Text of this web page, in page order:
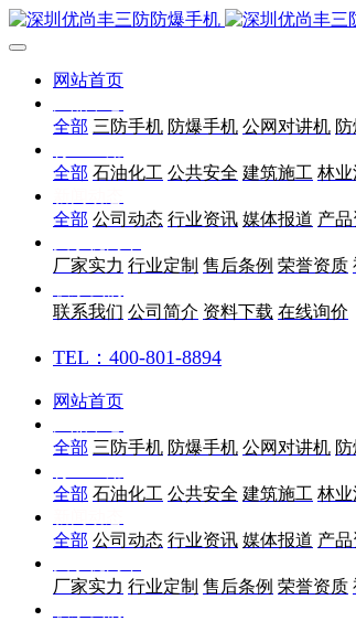
网站首页
全部 三防手机 防爆手机 公网对讲机
全部 石油化工 公共安全 建筑施工 林业
全部 公司动态 行业资讯 媒体报道 产
厂家实力 行业定制 售后条例 荣誉资质
联系我们 公司简介 资料下载 在线询价
TEL：400-801-8894
网站首页
全部 三防手机 防爆手机 公网对讲机
全部 石油化工 公共安全 建筑施工 林业
全部 公司动态 行业资讯 媒体报道 产
厂家实力 行业定制 售后条例 荣誉资质